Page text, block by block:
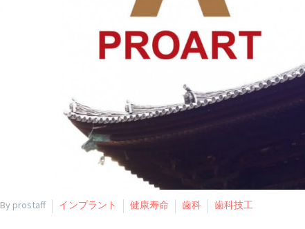
By prostaff インプラント 健康寿命 歯科 歯科技工